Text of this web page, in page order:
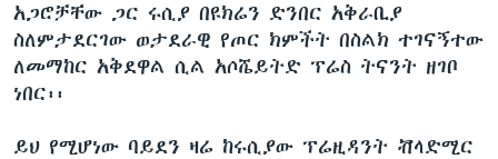
አጋሮቻቸው ጋር ሩሲያ በዩክሬን ድንበር አቅራቢያ
ስለምታደርገው ወታደራዊ የጦር ክምችት በስልክ ተገናኝተው
ለመማከር አቅደዋል ሲል አሶሼይትድ ፕሬስ ትናንት ዘገቦ
ነበር፡፡
ይህ የሚሆነው ባይደን ዛሬ ከሩሲያው ፕሬዚዳንት ቭላድሚር